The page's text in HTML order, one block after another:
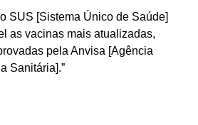
SUS [Sistema Único de Saúde]
as vacinas mais atualizadas,
pela Anvisa [Agência
Sanitária].”